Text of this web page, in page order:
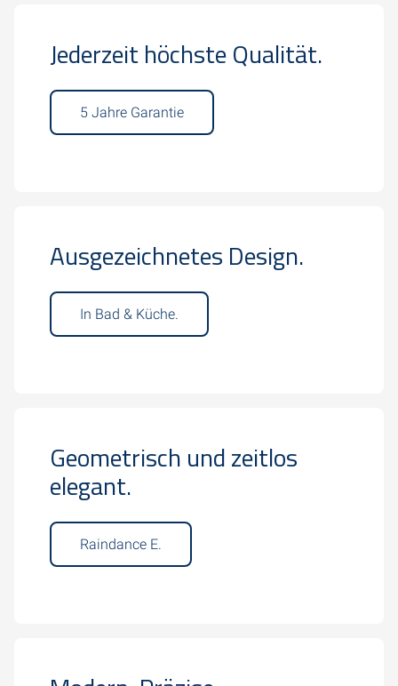
Jederzeit höchste Qualität.
5 Jahre Garantie
Ausgezeichnetes Design.
In Bad & Küche.
Geometrisch und zeitlos
elegant.
Raindance E.